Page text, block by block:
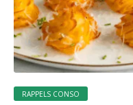
RAPPELS CONSO